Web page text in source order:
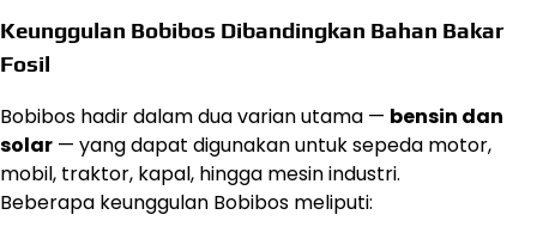
Keunggulan Bobibos Dibandingkan Bahan Bakar
Fosil
Bobibos hadir dalam dua varian utama — bensin dan
solar — yang dapat digunakan untuk sepeda motor,
mobil, traktor, kapal, hingga mesin industri.
Beberapa keunggulan Bobibos meliputi: